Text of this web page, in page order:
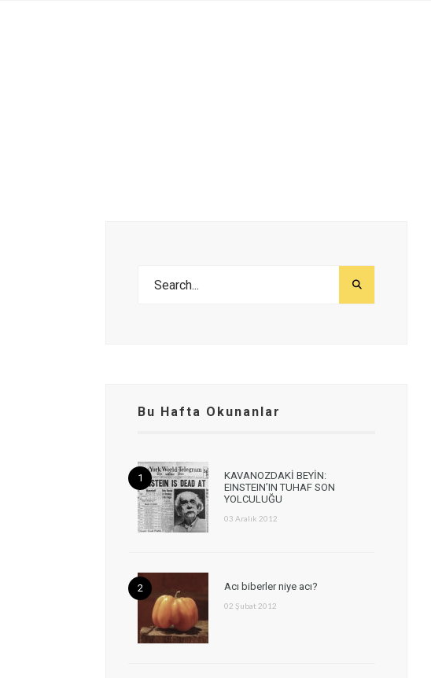
Bu Hafta Okunanlar
KAVANOZDAKİ BEYİN:
EINSTEIN’IN TUHAF SON
YOLCULUĞU
03 Aralık 2012
Acı biberler niye acı?
02 Şubat 2012